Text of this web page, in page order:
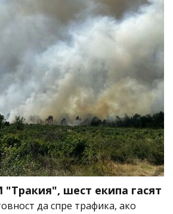
шест екипа гасят
да спре трафика, ако